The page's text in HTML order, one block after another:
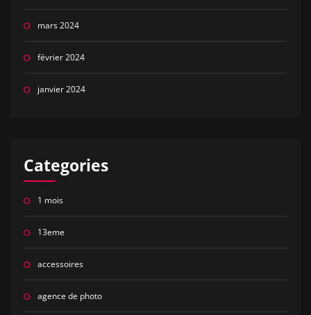
mars 2024
février 2024
janvier 2024
Categories
1 mois
13eme
accessoires
agence de photo